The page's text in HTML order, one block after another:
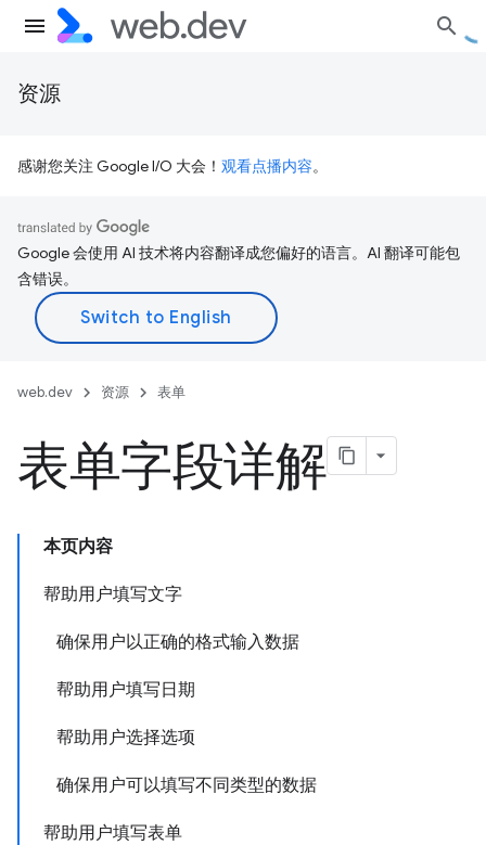
资源
感谢您关注 Google I/O 大会！ 观看点播内容。
Google 会使用 AI 技术将内容翻译成您偏好的语言。AI 翻译可能包
含错误。
web.dev 资源 表单
表单字段详解
本页内容
帮助用户填写文字
确保用户以正确的格式输入数据
帮助用户填写日期
帮助用户选择选项
确保用户可以填写不同类型的数据
帮助用户填写表单